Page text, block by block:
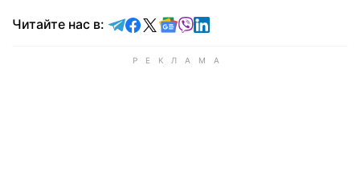
Читайте нас в: Читайте в Telegram
Читайте в Facebook
Читайте в X
Читайте в Google news
Читайте в Viber
Читайте в LinkedIn